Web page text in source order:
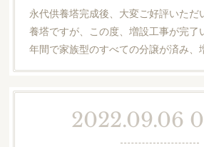
永代供養塔完成後、大変ご好評いただ
養塔ですが、この度、増設工事が完了
年間で家族型のすべての分譲が済み
2022.09.06